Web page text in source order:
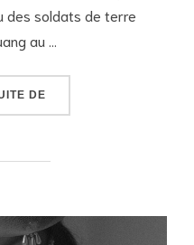
des soldats de terre
au …
DE